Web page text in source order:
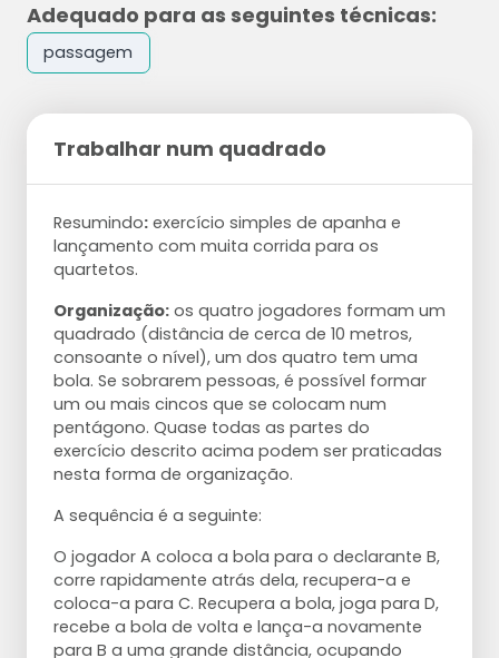
Adequado para as seguintes técnicas:
passagem
Trabalhar num quadrado
Resumindo: exercício simples de apanha e
lançamento com muita corrida para os
quartetos.
Organização: os quatro jogadores formam um
quadrado (distância de cerca de 10 metros,
consoante o nível), um dos quatro tem uma
bola. Se sobrarem pessoas, é possível formar
um ou mais cincos que se colocam num
pentágono. Quase todas as partes do
exercício descrito acima podem ser praticadas
nesta forma de organização.
A sequência é a seguinte:
O jogador A coloca a bola para o declarante B,
corre rapidamente atrás dela, recupera-a e
coloca-a para C. Recupera a bola, joga para D,
recebe a bola de volta e lança-a novamente
para B a uma grande distância, ocupando